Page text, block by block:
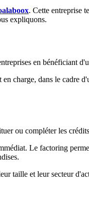
. Cette entreprise
expliquons.
en bénéficiant
charge, dans le cadre
ou compléter les
Le factoring
taille et leur secteur